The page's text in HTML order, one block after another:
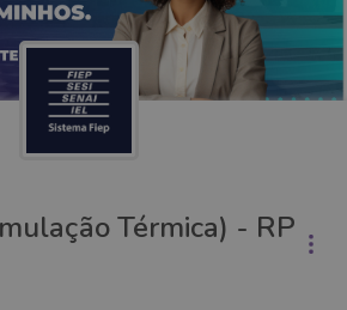
Térmica) - RP